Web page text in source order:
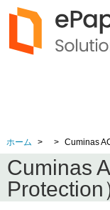
ホーム Cuminas
Cuminas
Protection